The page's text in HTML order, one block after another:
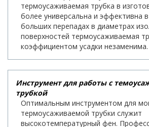
термоусаживаемая трубка в
более универсальна и эффективна
больших перепадах в диаметрах
поверхностей термоусаживаемая
коэффициентом усадки незаменима.
Инструмент для работы с
трубкой
Оптимальным инструментом для
термоусаживаемой трубки служит
высокотемпературный фен.